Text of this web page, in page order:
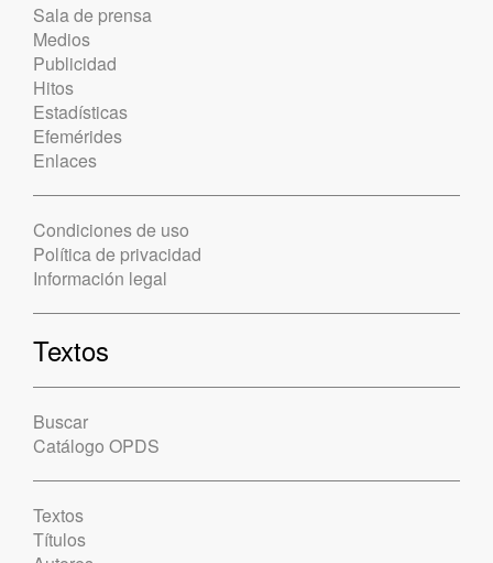
Sala de prensa
Medios
Publicidad
Hitos
Estadísticas
Efemérides
Enlaces
Condiciones de uso
Política de privacidad
Información legal
Textos
Buscar
Catálogo OPDS
Textos
Títulos